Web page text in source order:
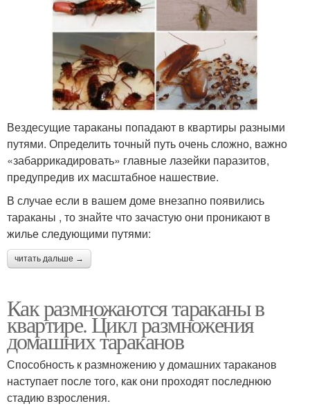
Вездесущие тараканы попадают в квартиры разными
путями. Определить точный путь очень сложно, важно
«забаррикадировать» главные лазейки паразитов,
предупредив их масштабное нашествие.
В случае если в вашем доме внезапно появились
тараканы , то знайте что зачастую они проникают в
жилье следующими путями:
читать дальше →
Как размножаются тараканы в
квартире. Цикл размножения
домашних тараканов
Способность к размножению у домашних тараканов
наступает после того, как они проходят последнюю
стадию взросления.